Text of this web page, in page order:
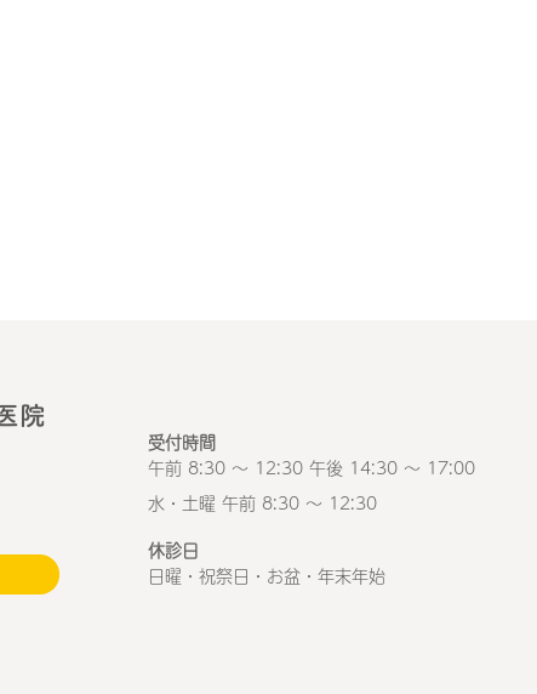
受付時間
午前 8:30 ～ 12:30 午後 14:30 ～ 17:00
水・土曜 午前 8:30 ～ 12:30
休診日
日曜・祝祭日・お盆・年末年始